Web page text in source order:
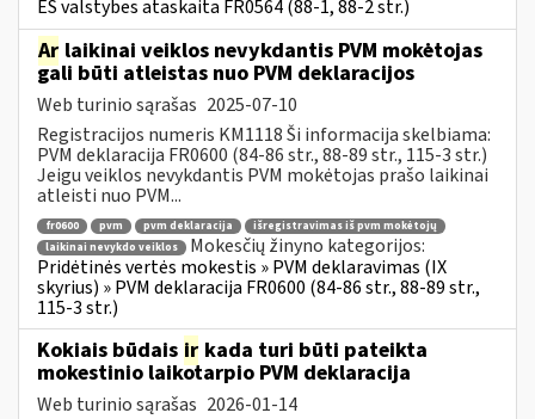
ES valstybes ataskaita FR0564 (88-1, 88-2 str.)
Ar laikinai veiklos nevykdantis PVM mokėtojas
gali būti atleistas nuo PVM deklaracijos
Web turinio sąrašas 2025-07-10
Registracijos numeris KM1118 Ši informacija skelbiama:
PVM deklaracija FR0600 (84-86 str., 88-89 str., 115-3 str.)
Jeigu veiklos nevykdantis PVM mokėtojas prašo laikinai
atleisti nuo PVM...
fr0600 pvm pvm deklaracija
išregistravimas iš pvm mokėtojų
laikinai nevykdo veiklos
Mokesčių žinyno kategorijos:
Pridėtinės vertės mokestis » PVM deklaravimas (IX
skyrius) » PVM deklaracija FR0600 (84-86 str., 88-89 str.,
115-3 str.)
Kokiais būdais ir kada turi būti pateikta
mokestinio laikotarpio PVM deklaracija
Web turinio sąrašas 2026-01-14